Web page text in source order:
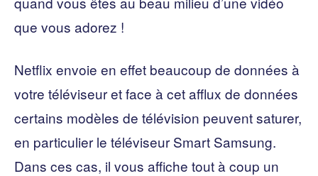
que vous adorez !
Netflix envoie en effet beaucoup de données à
votre téléviseur et face à cet afflux de données
certains modèles de télévision peuvent saturer,
en particulier le téléviseur Smart Samsung.
Dans ces cas, il vous affiche tout à coup un